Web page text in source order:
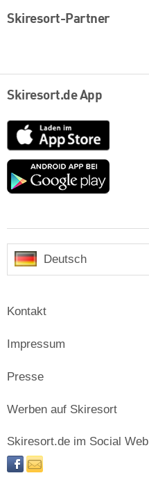
Skiresort-Partner
Skiresort.de App
App
Store
Google
Deutsch
Kontakt
Impressum
Presse
Werben auf Skiresort
Skiresort.de im Social Web
facebooknewsletter